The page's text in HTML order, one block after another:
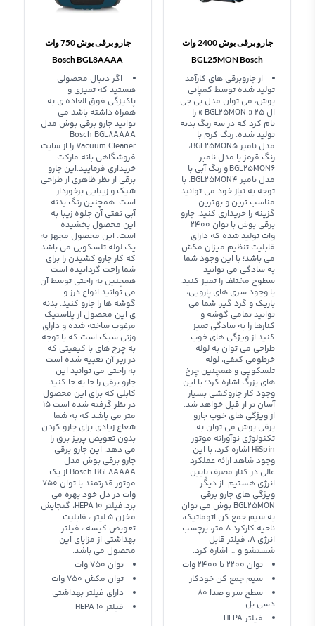
جارو برقی بوش 2400 وات
BGL25MON Bosch
Vacuum Cleaner
از جاروبرقی های کارآمد
تولید شده توسط کمپانی
بوش، می توان مدل بی جی
ال 25 « BGL25MON » را
نام کرد که در سه رنگ بدنه
تولید شده. رنگ کرم با
مدل نامبر BGL25MON5،
رنگ قرمز با مدل نامبر
BGL25MON6 و رنگ آبی با
مدل نامبر BGL25MON4. با
توجه به نیاز خود می توانید
مناسب ترین و بهترین
گزینه را خریداری کنید. جارو
برقی بوش با توان 2400
وات تولید شده که دارای
قابلیت تنظیم میزان مکش
می باشد؛ با این وجود شما
به سادگی می توانید
سطوح مختلف را تمیز کنید.
با وجود سری های پارویی،
باریک و گرد گیر، شما می
توانید تمامی گوشه و
کنارها را به سادگی تمیز
کنید.از ویژگی های خوب
طراحی می توان به لوله
خرطومی کنفی، لوله
تلسکوپی و همچنین چرخ
های بزرگ اشاره کرد؛ با این
وجود کار جاروکشی بسیار
آسان تر از قبل خواهد شد.‌
از ویژگی های خوب جارو
برقی بوش می توان به
تکنولوژی نوآورانه موتور
HiSpin اشاره کرد، با این
وجود شاهد ارائه عملکرد
عالی در کنار مصرف پایین
انرژی هستیم. از دیگر
ویژگی های جارو برقی
BGL25MON بوش می توان
به سیم جمع کن اتوماتیک،
ناحیه کارکرد 8 متر، برچسب
انرژی A، فیلتر قابل
شستشو و … اشاره کرد.‌
توان 2200 تا 2400 وات
سیم جمع کن خودکار
سطح سر و صدا 80
دسی بل
فیلتر HEPA
جارو برقی بوش 750 وات
Bosch BGL8AAAA
Vacuum Cleaner
اگر دنبال محصولی
هستید که تمیزی و
پاکیزگی فوق العاده ی به
همراه داشته باشد می
توانید جارو برقی بوش مدل
Bosch BGL8AAAA
Vacuum Cleaner را از سایت
فروشگاهی بانه مارکت
خریداری فرمایید.این جارو
برقی از نظر ظاهری از طراحی
شیک و زیبایی برخوردار
است. همچنین رنگ بدنه
آبی نفتی آن جلوه زیبا به
این محصول بخشیده
است. این محصول مجهز به
یک لوله تلسکوبی می باشد
که کار جارو کشیدن را برای
شما راحت گردانیده است
همچنین به راحتی توسط آن
می توانید انواع درز و
گوشه ها را جارو کنید. بدنه
ی این محصول از پلاستیک
مرغوب ساخته شده و دارای
وزنی سبک است که با توجه
به چرخ های با کیفیتی که
در زیر آن تعبیه شده است
به راحتی می توانید این
جارو برقی را جا به جا کنید.
کابلی که برای این محصول
در نظر گرفته شده است 15
متر می باشد که به شما
شعاع زیادی برای جارو کردن
بدون تعویض پریز برق را
می دهد. این جارو برقی
جارو برقی بوش مدل
Bosch BGL8AAAA از یک
موتور قدرتمند با توان 750
وات در دل خود بهره می
برد.فیلتر HEPA 10، گنجایش
مخزن 5 لیتر ، قابلیت
تعویض کیسه ، فیلتر
بهداشتی از مزایای این
محصول می باشد.
توان 750 وات
توان مکش 750 وات
دارای فیلتر بهداشتی
فیلتر HEPA 10